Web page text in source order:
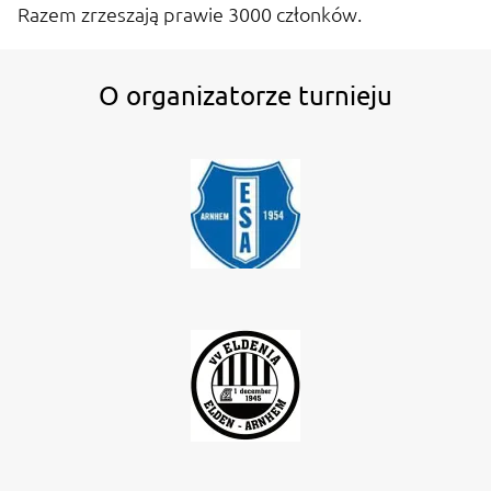
Razem zrzeszają prawie 3000 członków.
O organizatorze turnieju